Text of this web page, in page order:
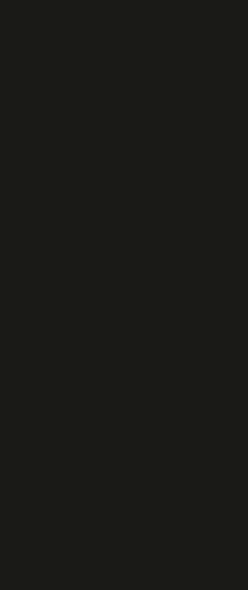
com títulos já nesta
site “Jogada10”.
é entender que este é um
jogos dos campeonatos e
alvinegra é competitiva, algo
com os pés no chão –
foi a vitória sobre o
o rival também fora do